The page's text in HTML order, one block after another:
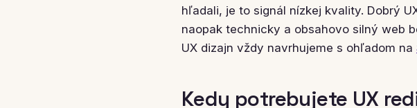
hľadali, je to signál nízkej kvality. Dobrý
naopak technicky a obsahovo silný web
UX dizajn vždy navrhujeme s ohľadom na
Kedy potrebujete UX